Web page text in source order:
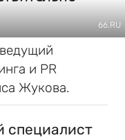
66.RU
и PR
Жукова.
специалист